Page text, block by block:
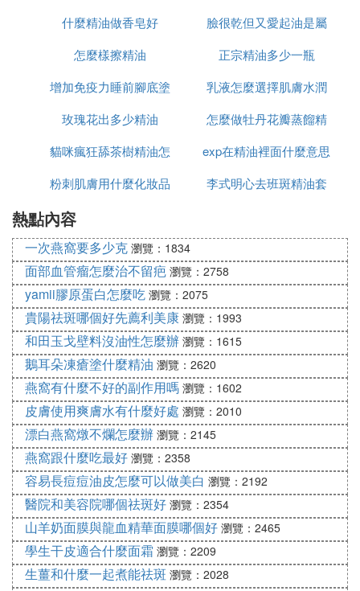
燈。 下面我就來教大家一起製作香薰蠟燭 TIPS香薰
蠟燭製作工藝：材料准備：1、蜜蠟(BeeWax)150g
(在專門店有售) 2、自己喜歡的芳香精油?(10~30滴)
3、造型模子或是小紙盒、小紙杯 4、隔水加熱時用
的鍋子、燈蕊(略粗的棉線)、筷子、膠帶製作過程：
1、將蜜蠟放入耐熱容器隔水加熱。如果您希望的蠟
燭能有些顏色，此時可以放入一些蠟筆屑染色。 2、
把燈蕊拉直，並將燈蕊的另外一端卷在筷子上，並把
筷子架在模型或紙盒、紙杯上。 3、緩緩的將溶化後
的蜜蠟倒入模型或紙盒、紙杯中，等到周圍變更薄薄
的白色時，加入10~20滴自幾喜愛的精油。 4、等到
蜜蠟完全凝固且溫度變涼以後，把它從模型或紙盒、
紙杯中取出，並把燈蕊減成適當長度後就大工功告成
了當香氣在屋子中彌漫開來，功效便在你的身體上展
現，快來試試吧
7. 香薰蠟燭里的精油可以用香水代替嗎
不能用香水代替，香水散發的比較快，所以平時都會
用到精油，精油可以延緩散發的時間，而且它味道比
較清淡，所以平時裡面不能用香水，香水一般一段時
間都會揮發完。在使用香薰的時候，裡面都會自帶精
油，而且也會有填充的東西。
8. DIY香薰蠟燭的香味除了用精油還可以用
什麼 求解。。。
香精
的護膚品
什麼精油做香皂好
臉很乾但又愛起油是屬
於什麼肌膚
怎麼樣擦精油
正宗精油多少一瓶
增加免疫力睡前腳底塗
什麼精油
乳液怎麼選擇肌膚水潤
玫瑰花出多少精油
怎麼做牡丹花瓣蒸餾精
油
貓咪瘋狂舔茶樹精油怎
麼回事
exp在精油裡面什麼意思
粉刺肌膚用什麼化妝品
李式明心去班斑精油套
熱點內容
一次燕窩要多少克 瀏覽：1834
面部血管瘤怎麼治不留疤 瀏覽：2758
yamii膠原蛋白怎麼吃 瀏覽：2075
貴陽祛斑哪個好先薦利美康 瀏覽：1993
和田玉戈壁料沒油性怎麼辦 瀏覽：1615
鵝耳朵凍瘡塗什麼精油 瀏覽：2620
燕窩有什麼不好的副作用嗎 瀏覽：1602
皮膚使用爽膚水有什麼好處 瀏覽：2010
漂白燕窩燉不爛怎麼辦 瀏覽：2145
燕窩跟什麼吃最好 瀏覽：2358
容易長痘痘油皮怎麼可以做美白 瀏覽：2192
醫院和美容院哪個祛斑好 瀏覽：2354
山羊奶面膜與龍血精華面膜哪個好 瀏覽：2465
學生干皮適合什麼面霜 瀏覽：2209
生薑和什麼一起煮能祛斑 瀏覽：2028